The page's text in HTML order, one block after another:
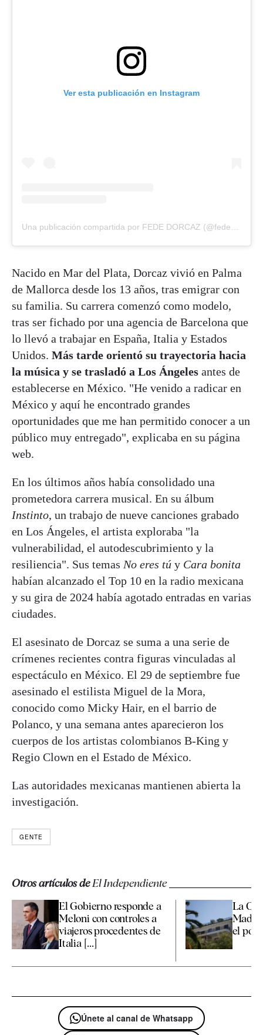
Ver esta publicación en Instagram
Nacido en Mar del Plata, Dorcaz vivió en Palma
de Mallorca desde los 13 años, tras emigrar con
su familia. Su carrera comenzó como modelo,
tras ser fichado por una agencia de Barcelona que
lo llevó a trabajar en España, Italia y Estados
Unidos. Más tarde orientó su trayectoria hacia
la música y se trasladó a Los Ángeles antes de
establecerse en México. "He venido a radicar en
México y aquí he encontrado grandes
oportunidades que me han permitido conocer a un
público muy entregado", explicaba en su página
web.
En los últimos años había consolidado una
prometedora carrera musical. En su álbum
Instinto, un trabajo de nueve canciones grabado
en Los Ángeles, el artista exploraba "la
vulnerabilidad, el autodescubrimiento y la
resiliencia". Sus temas No eres tú y Cara bonita
habían alcanzado el Top 10 en la radio mexicana
y su gira de 2024 había agotado entradas en varias
ciudades.
El asesinato de Dorcaz se suma a una serie de
crímenes recientes contra figuras vinculadas al
espectáculo en México. El 29 de septiembre fue
asesinado el estilista Miguel de la Mora,
conocido como Micky Hair, en el barrio de
Polanco, y una semana antes aparecieron los
cuerpos de los artistas colombianos B-King y
Regio Clown en el Estado de México.
Las autoridades mexicanas mantienen abierta la
investigación.
GENTE
Otros artículos deEl Independiente
El Gobierno responde a
Meloni con controles a
viajeros procedentes de
Italia [...]
La
el
Únete al canal de Whatsapp